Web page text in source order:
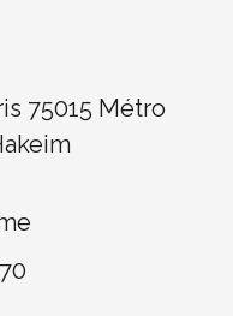
75015 Métro